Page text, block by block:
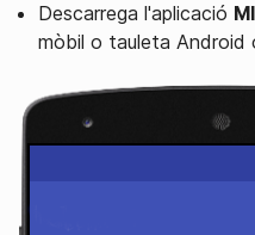
Descarrega l'aplicació
mòbil o tauleta Android